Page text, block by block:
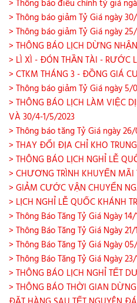
> Thông báo điều chỉnh tỷ giá
> Thông báo giảm Tỷ Giá ngày
> Thông báo giảm Tỷ Giá ngày
> THÔNG BÁO LỊCH DỪNG
> LÌ XÌ - ĐÓN THẦN TÀI - RƯỚC
> CTKM THÁNG 3 - ĐỒNG GIÁ
> Thông báo giảm Tỷ Giá ngày 5/
> THÔNG BÁO LỊCH LÀM VIỆC
VÀ 30/4-1/5/2023
> Thông báo tăng Tỷ Giá ngày
> THAY ĐỔI ĐỊA CHỈ KHO
> THÔNG BÁO LỊCH NGHỈ LỄ
> CHƯƠNG TRÌNH KHUYẾN MÃI
> GIẢM CƯỚC VẬN CHUYỂN
> LỊCH NGHỈ LỄ QUỐC KHÁNH
> Thông Báo Tăng Tỷ Giá Ngày
> Thông Báo Tăng Tỷ Giá Ngày 21/
> Thông Báo Tăng Tỷ Giá Ngày
> Thông Báo Tăng Tỷ Giá Ngày
> THÔNG BÁO LỊCH NGHỈ TẾT
> THÔNG BÁO THỜI GIAN